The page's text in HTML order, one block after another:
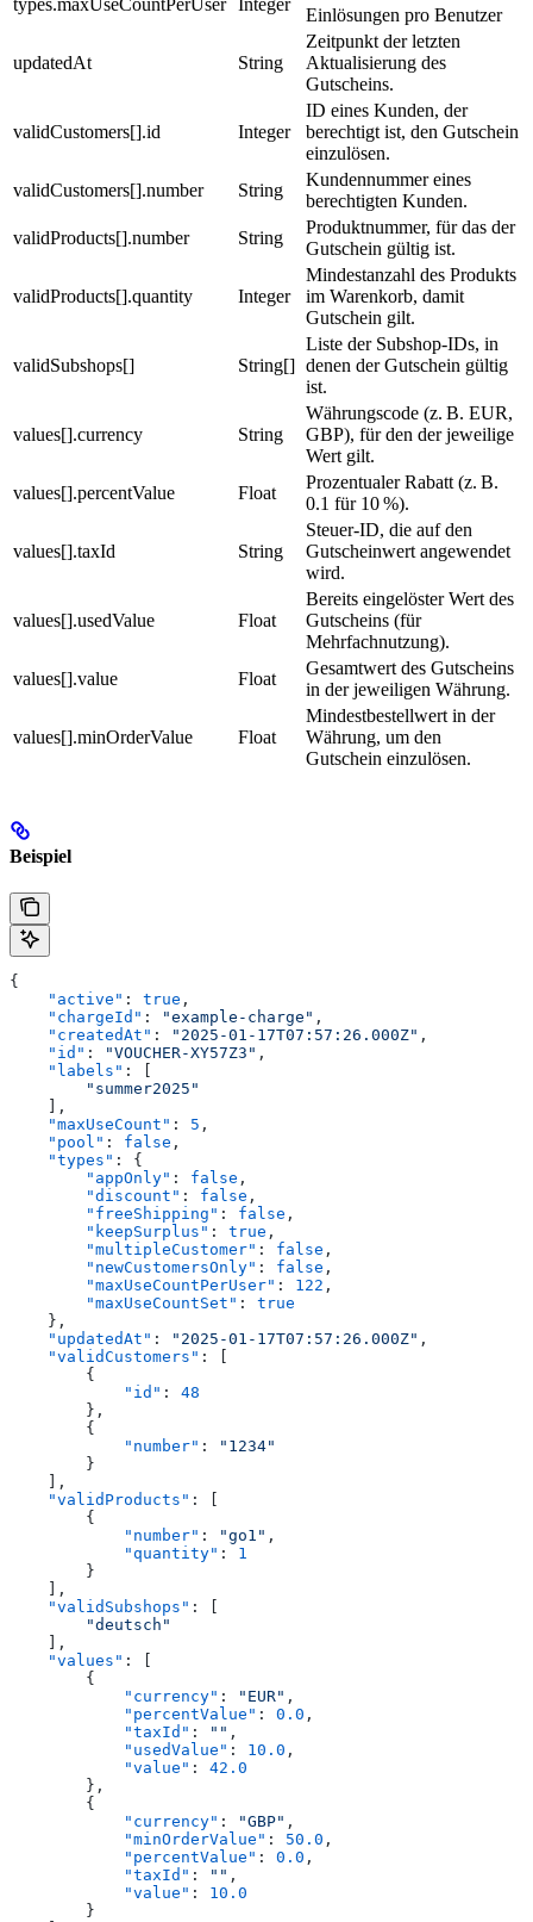
Einlösungen pro Benutzer
updatedAt String
Zeitpunkt der letzten
Aktualisierung des
Gutscheins.
validCustomers[].id Integer
ID eines Kunden, der
berechtigt ist, den Gutschein
einzulösen.
validCustomers[].number
String
Kundennummer eines
berechtigten Kunden.
validProducts[].number
String
Produktnummer, für das der
Gutschein gültig ist.
validProducts[].quantity Integer
Mindestanzahl des Produkts
im Warenkorb, damit
Gutschein gilt.
validSubshops[] String[]
Liste der Subshop-IDs, in
denen der Gutschein gültig
ist.
values[].currency String
Währungscode (z. B. EUR,
GBP), für den der jeweilige
Wert gilt.
values[].percentValue
Float
Prozentualer Rabatt (z. B.
0.1 für 10 %).
values[].taxId String
Steuer-ID, die auf den
Gutscheinwert angewendet
wird.
values[].usedValue Float
Bereits eingelöster Wert des
Gutscheins (für
Mehrfachnutzung).
values[].value
Float
Gesamtwert des Gutscheins
in der jeweiligen Währung.
values[].minOrderValue Float
Mindestbestellwert in der
Währung, um den
Gutschein einzulösen.
Beispiel
{
    "active"
: true ,
    "chargeId"
: "example-charge" ,
    "createdAt"
: "2025-01-17T07:57:26.000Z" ,
    "id"
: "VOUCHER-XY57Z3" ,
    "labels"
: [
        "summer2025"
    ],
    "maxUseCount"
: 5 ,
    "pool"
: false ,
    "types"
: {
        "appOnly"
: false ,
        "discount"
: false ,
        "freeShipping"
: false ,
        "keepSurplus"
: true ,
        "multipleCustomer"
: false ,
        "newCustomersOnly"
: false ,
        "maxUseCountPerUser"
: 122 ,
        "maxUseCountSet"
: true
    },
    "updatedAt"
: "2025-01-17T07:57:26.000Z" ,
    "validCustomers"
: [
        {
            "id"
: 48
        },
        {
            "number"
:
"1234"
        }
    ],
    "validProducts"
: [
        {
            "number"
: "go1" ,
            "quantity"
: 1
        }
    ],
    "validSubshops"
: [
        "deutsch"
    ],
    "values"
: [
        {
            "currency"
: "EUR" ,
            "percentValue"
: 0.0 ,
            "taxId"
: "" ,
            "usedValue"
: 10.0 ,
            "value"
: 42.0
        },
        {
            "currency"
: "GBP" ,
            "minOrderValue"
: 50.0 ,
            "percentValue"
: 0.0 ,
            "taxId"
: "" ,
            "value"
: 10.0
        }